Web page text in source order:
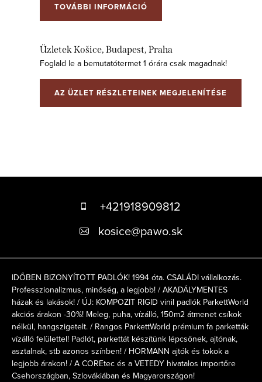
TOVÁBBI INFORMÁCIÓ
Üzletek Košice, Budapest, Praha
Foglald le a bemutatótermet 1 órára csak magadnak!
AZ ÜZLET RÉSZLETEINEK MEGJELENÍTÉSE
é
+421918909812
kosice@pawo.sk
IDŐBEN BIZONYÍTOTT PADLÓK! 1994 óta. CSALÁDI vállalkozás.
Professzionalizmus, minőség, a legjobb! / AKADÁLYMENTES
házak és lakások! / ÚJ: KOMPOZIT RIGID vinil padlók ParkettWorld
akciós árakon -30%! Meleg, puha, vízálló, 150m2 átmenet csíkok
nélkül, hangszigetelt. / Rangos ParkettWorld prémium fa parketták
vízálló felülettel! Padlót, parkettát készítünk lépcsőnek, ajtónak,
asztalnak, stb azonos színben! / HORMANN ajtók és tokok a
legjobb árakon! / A COREtec és a VETEDY hivatalos importőre
Csehországban, Szlovákiában és Magyarországon!